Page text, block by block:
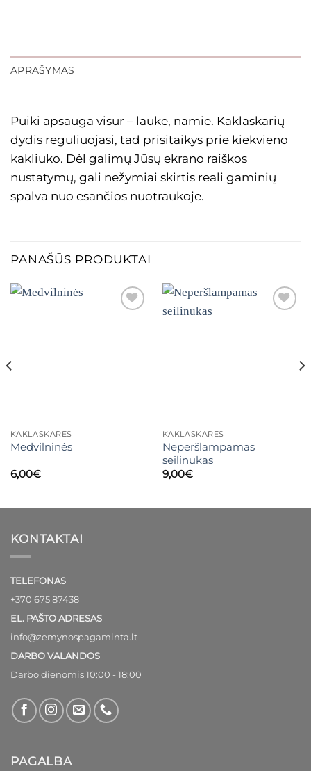
APRAŠYMAS
Puiki apsauga visur – lauke, namie. Kaklaskarių
dydis reguliuojasi, tad prisitaikys prie kiekvieno
kakliuko. Dėl galimų Jūsų ekrano raiškos
nustatymų, gali nežymiai skirtis reali gaminių
spalva nuo esančios nuotraukoje.
PANAŠŪS PRODUKTAI
KAKLASKARĖS
Medvilninės
6,00€
KAKLASKARĖS
Neperšlampamas
seilinukas
9,00€
KONTAKTAI
TELEFONAS
+370 675 87438
EL. PAŠTO ADRESAS
info@zemynospagaminta.lt
DARBO VALANDOS
Darbo dienomis 10:00 - 18:00
PAGALBA